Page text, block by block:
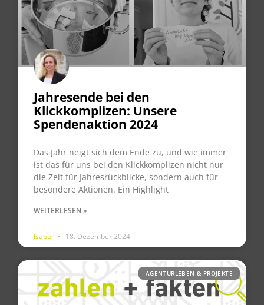
Jahresende bei den
Klickkomplizen: Unsere
Spendenaktion 2024
Das Jahr neigt sich dem Ende zu, und wie immer
ist das für uns bei den Klickkomplizen nicht nur
die Zeit für Jahresrückblicke, sondern auch für
besondere Aktionen. Ein Highlight
WEITERLESEN »
Isabel 18. Dezember 2024
AGENTURLEBEN & PROJEKTE